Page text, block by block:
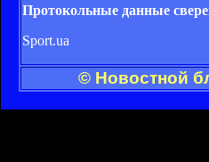
Протокольные данные
Sport.ua
© Новостной